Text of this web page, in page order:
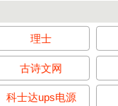
理士
古诗文网
科士达ups电源